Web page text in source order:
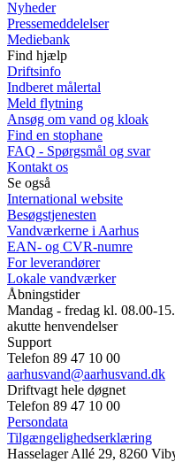
Nyheder
Pressemeddelelser
Mediebank
Find hjælp
Driftsinfo
Indberet målertal
Meld flytning
Ansøg om vand og kloak
Find en stophane
FAQ - Spørgsmål og svar
Kontakt os
Se også
International website
Besøgstjenesten
Vandværkerne i Aarhus
EAN- og CVR-numre
For leverandører
Lokale vandværker
Åbningstider
Mandag - fredag kl. 08.00-
akutte henvendelser
Support
Telefon 89 47 10 00
aarhusvand@aarhusvand.dk
Driftvagt hele døgnet
Telefon 89 47 10 00
Persondata
Tilgængelighedserklæring
Hasselager Allé 29, 8260